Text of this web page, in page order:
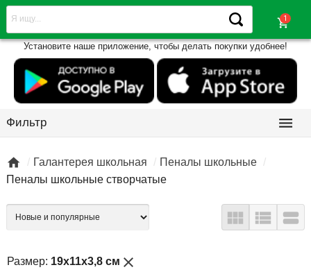
shopping_cart
Установите наше приложение, чтобы делать покупки удобнее!
Фильтр 
 Галантерея школьная
Пеналы школьные
Пеналы школьные створчатые
  
Размер: 19х11х3,8 см close